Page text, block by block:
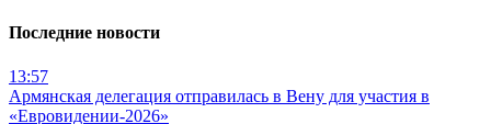
Последние новости
13:57
Армянская делегация отправилась в Вену для участия в
«Евровидении-2026»